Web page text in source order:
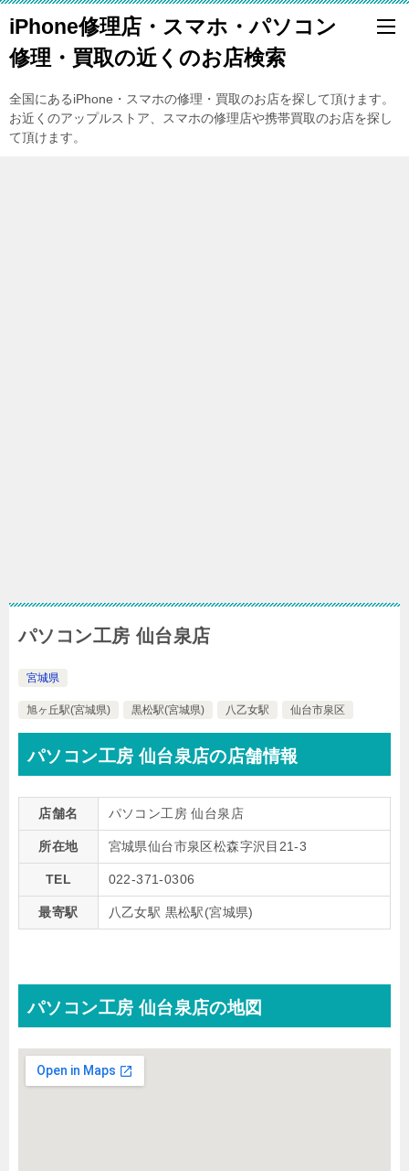
iPhone修理店・スマホ・パソコン
修理・買取の近くのお店検索
全国にあるiPhone・スマホの修理・買取のお店を探して頂けます。
お近くのアップルストア、スマホの修理店や携帯買取のお店を探し
て頂けます。
パソコン工房 仙台泉店
宮城県
旭ヶ丘駅(宮城県) 黒松駅(宮城県) 八乙女駅 仙台市泉区
パソコン工房 仙台泉店の店舗情報
店舗名 パソコン工房 仙台泉店
所在地 宮城県仙台市泉区松森字沢目21-3
TEL 022-371-0306
最寄駅 八乙女駅 黒松駅(宮城県)
パソコン工房 仙台泉店の地図